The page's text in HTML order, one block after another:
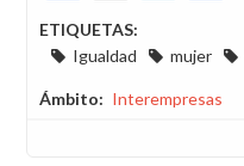
ETIQUETAS:
Igualdad
mujer
Ámbito Interempresas